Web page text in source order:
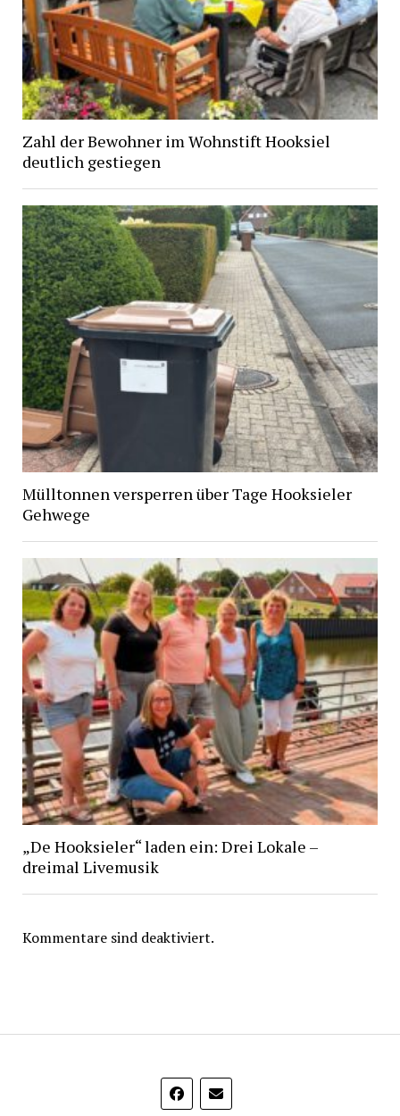
Zahl der Bewohner im Wohnstift Hooksiel
deutlich gestiegen
Mülltonnen versperren über Tage Hooksieler
Gehwege
„De Hooksieler“ laden ein: Drei Lokale –
dreimal Livemusik
Kommentare sind deaktiviert.